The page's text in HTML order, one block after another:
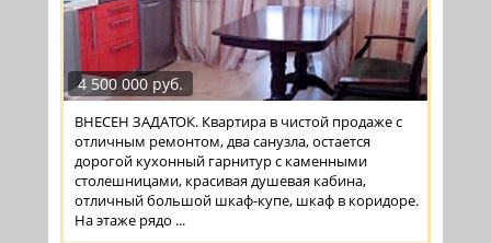
4 500 000 руб.
ВНЕСЕН ЗАДАТОК. Квартира в чистой продаже с
отличным ремонтом, два санузла, остается
дорогой кухонный гарнитур с каменными
столешницами, красивая душевая кабина,
отличный большой шкаф-купе, шкаф в коридоре.
На этаже рядо ...